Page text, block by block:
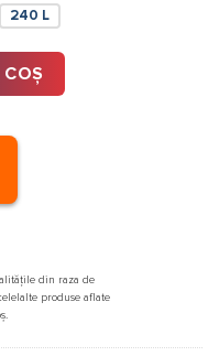
240 L
COȘ
din raza de
produse aflate